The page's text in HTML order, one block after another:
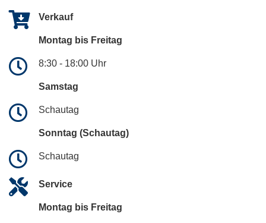
Verkauf
Montag bis Freitag
8:30 - 18:00 Uhr
Samstag
Schautag
Sonntag (Schautag)
Schautag
Service
Montag bis Freitag